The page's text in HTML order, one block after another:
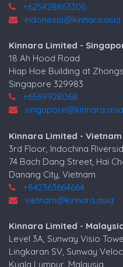
+625428863306
indonesia@kinnara.asia
Kinnara Limited -
18 Ah Hood Road
Hiap Hoe Building at
Singapore 329983
+6569928068
singapore@kinnara.asia
Kinnara Limited - Vietnam
3rd Floor, Indochina
74 Bach Dang Street, Hai
Danang City, Vietnam
+842363664664
vietnam@kinnara.asia
Kinnara Limited -
Level 3A, Sunway Visio
Lingkaran SV, Sunway
Kuala Lumpur, Malaysia